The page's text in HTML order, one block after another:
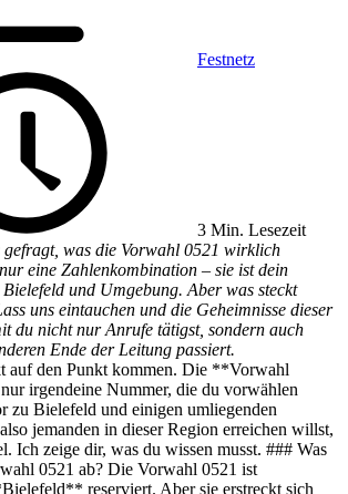
Festnetz
3 Min. Lesezeit
gefragt, was die Vorwahl 0521 wirklich
eine Zahlenkombination – sie ist dein
und Umgebung. Aber was steckt
uns eintauchen und die Geheimnisse dieser
du nicht nur Anrufe tätigst, sondern auch
Ende der Leitung passiert.
auf den Punkt kommen. Die **Vorwahl
irgendeine Nummer, die du vorwählen
zu Bielefeld und einigen umliegenden
jemanden in dieser Region erreichen willst,
Ich zeige dir, was du wissen musst. ### Was
0521 ab? Die Vorwahl 0521 ist
reserviert. Aber sie erstreckt sich